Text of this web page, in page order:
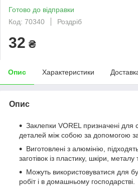
Готово до відправки
Код: 70340
Роздріб
32 ₴
Опис Характеристики
Опис
Заклепки VOREL призначені для
деталей між собою за допомогою
Виготовлені з алюмінію,
заготівок із пластику, шкіри, металу
Можуть використовуватися для
робіт і в домашньому господарстві.